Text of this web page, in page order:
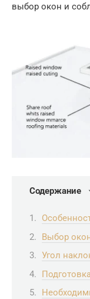
выбор окон и
Содержание
Выбор
Угол